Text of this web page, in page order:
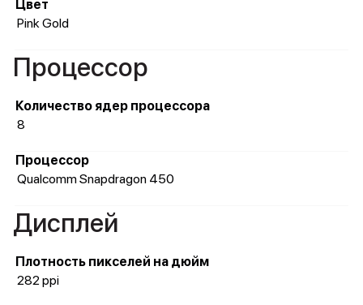
Цвет
Pink Gold
Процессор
Количество ядер процессора
8
Процессор
Qualcomm Snapdragon 450
Дисплей
Плотность пикселей на дюйм
282 ppi